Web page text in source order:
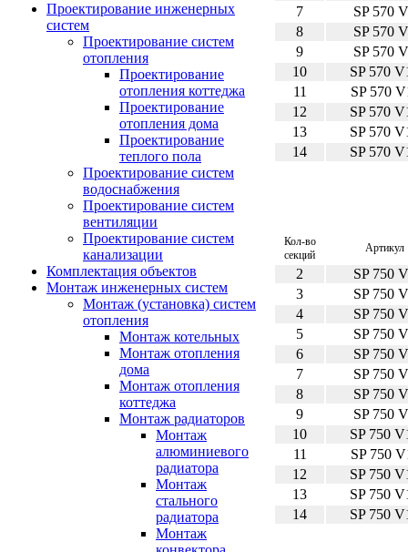
Проектирование инженерных
систем
Проектирование систем
отопления
Проектирование
отопления коттеджа
Проектирование
отопления дома
Проектирование
теплого пола
Проектирование систем
водоснабжения
Проектирование систем
вентиляции
Проектирование систем
канализации
Комплектация объектов
Монтаж инженерных систем
Монтаж (установка) систем
отопления
Монтаж котельных
Монтаж отопления
дома
Монтаж отопления
коттеджа
Монтаж радиаторов
Монтаж
алюминиевого
радиатора
Монтаж
стального
радиатора
Монтаж
7
SP 570
8
SP 570
9
SP 570
10
SP 570
11
SP 570
12
SP 570
13
SP 570
14
SP 570
Кол-во
секций
Артикул
2
SP 750
3
SP 750
4
SP 750
5
SP 750
6
SP 750
7
SP 750
8
SP 750
9
SP 750
10
SP 750
11
SP 750
12
SP 750
13
SP 750
14
SP 750